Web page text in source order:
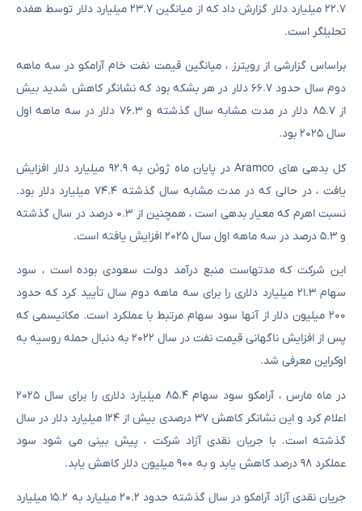
۲۲.۷ میلیارد دلار گزارش داد که از میانگین ۲۳.۷ میلیارد دلار توسط هفده
تحلیلگر است.
براساس گزارشی از رویترز ، میانگین قیمت نفت خام آرامکو در سه ماهه
دوم سال حدود ۶۶.۷ دلار در هر بشکه بود که نشانگر کاهش شدید بیش
از ۸۵.۷ دلار در مدت مشابه سال گذشته و ۷۶.۳ دلار در سه ماهه اول
سال ۲۰۲۵ بود.
کل بدهی های Aramco در پایان ماه ژوئن به ۹۲.۹ میلیارد دلار افزایش
یافت ، در حالی که در مدت مشابه سال گذشته ۷۴.۴ میلیارد دلار بود.
نسبت اهرم که معیار بدهی است ، همچنین از ۰.۳ درصد در سال گذشته
و ۵.۳ درصد در سه ماهه اول سال ۲۰۲۵ افزایش یافته است.
این شرکت که مدتهاست منبع درآمد دولت سعودی بوده است ، سود
سهام ۲۱.۳ میلیارد دلاری را برای سه ماهه دوم سال تأیید کرد که حدود
۲۰۰ میلیون دلار از آنها سود سهام مرتبط با عملکرد است. مکانیسمی که
پس از افزایش ناگهانی قیمت نفت در سال ۲۰۲۲ به دنبال حمله روسیه به
اوکراین معرفی شد.
در ماه مارس ، آرامکو سود سهام ۸۵.۴ میلیارد دلاری را برای سال ۲۰۲۵
اعلام کرد و این نشانگر کاهش ۳۷ درصدی بیش از ۱۲۴ میلیارد دلار در سال
گذشته است. با جریان نقدی آزاد شرکت ، پیش بینی می شود سود
عملکرد ۹۸ درصد کاهش یابد و به ۹۰۰ میلیون دلار کاهش یابد.
جریان نقدی آزاد آرامکو در سال گذشته حدود ۲۰.۲ میلیارد به ۱۵.۲ میلیارد